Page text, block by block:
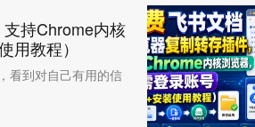
持Chrome内核
用教程）
看到对自己有用的信